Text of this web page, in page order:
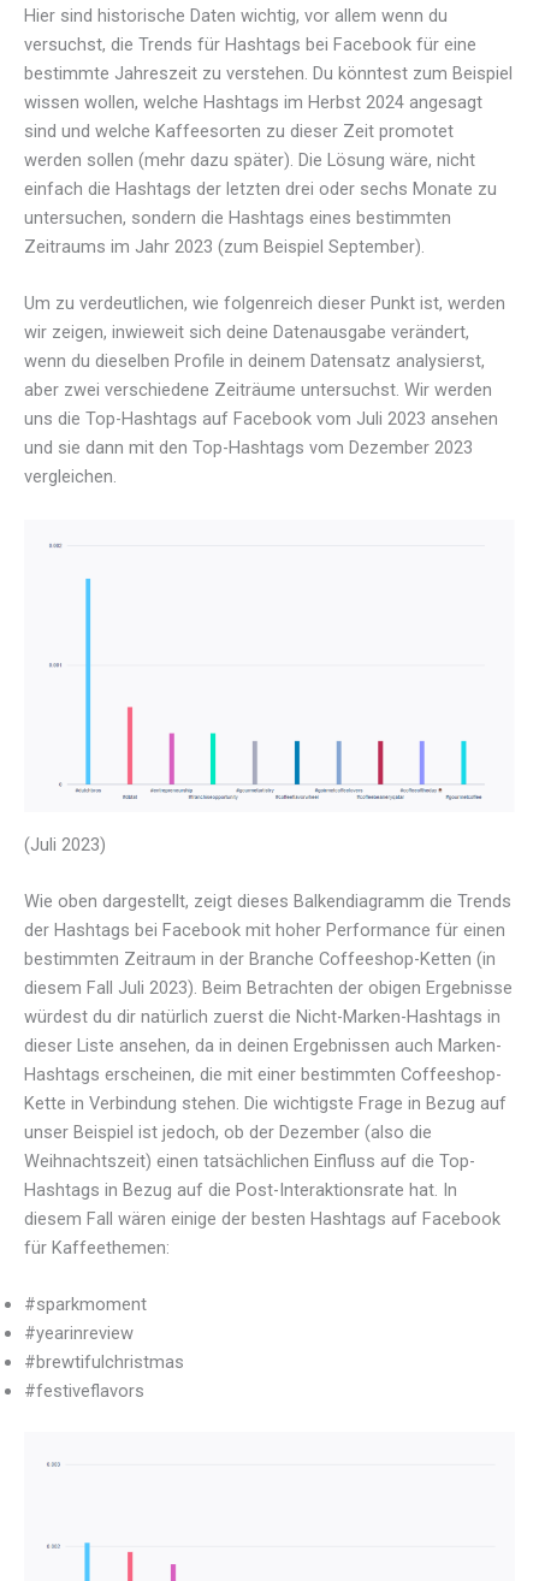
Hier sind historische Daten wichtig, vor allem wenn du
versuchst, die Trends für Hashtags bei Facebook für eine
bestimmte Jahreszeit zu verstehen. Du könntest zum Beispiel
wissen wollen, welche Hashtags im Herbst 2024 angesagt
sind und welche Kaffeesorten zu dieser Zeit promotet
werden sollen (mehr dazu später). Die Lösung wäre, nicht
einfach die Hashtags der letzten drei oder sechs Monate zu
untersuchen, sondern die Hashtags eines bestimmten
Zeitraums im Jahr 2023 (zum Beispiel September).
Um zu verdeutlichen, wie folgenreich dieser Punkt ist, werden
wir zeigen, inwieweit sich deine Datenausgabe verändert,
wenn du dieselben Profile in deinem Datensatz analysierst,
aber zwei verschiedene Zeiträume untersuchst. Wir werden
uns die Top-Hashtags auf Facebook vom Juli 2023 ansehen
und sie dann mit den Top-Hashtags vom Dezember 2023
vergleichen.
(Juli 2023)
Wie oben dargestellt, zeigt dieses Balkendiagramm die Trends
der Hashtags bei Facebook mit hoher Performance für einen
bestimmten Zeitraum in der Branche Coffeeshop-Ketten (in
diesem Fall Juli 2023). Beim Betrachten der obigen Ergebnisse
würdest du dir natürlich zuerst die Nicht-Marken-Hashtags in
dieser Liste ansehen, da in deinen Ergebnissen auch Marken-
Hashtags erscheinen, die mit einer bestimmten Coffeeshop-
Kette in Verbindung stehen. Die wichtigste Frage in Bezug auf
unser Beispiel ist jedoch, ob der Dezember (also die
Weihnachtszeit) einen tatsächlichen Einfluss auf die Top-
Hashtags in Bezug auf die Post-Interaktionsrate hat. In
diesem Fall wären einige der besten Hashtags auf Facebook
für Kaffeethemen:
#sparkmoment
#yearinreview
#brewtifulchristmas
#festiveflavors